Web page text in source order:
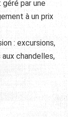
par une
à un prix
: excursions,
chandelles,